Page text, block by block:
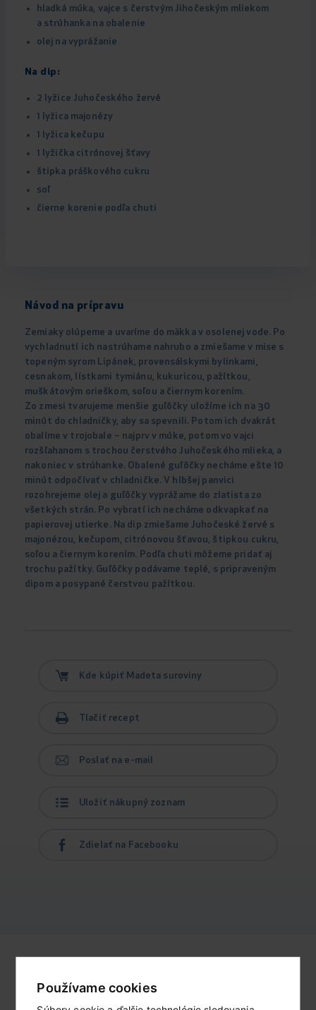
Používame cookies
hladká múka, vajce s čerstvým Jihočeským mliekom
a strúhanka na obalenie
olej na vyprážanie
Na dip:
2 lyžice Juhočeského žervé
1 lyžica majonézy
1 lyžica kečupu
1 lyžička citrónovej šťavy
štipka práškového cukru
soľ
čierne korenie podľa chuti
Návod na prípravu
Zemiaky olúpeme a uvaríme do mäkka v osolenej vode. Po
vychladnutí ich nastrúhame nahrubo a zmiešame v mise s
topeným syrom Lipánek, provensálskymi bylinkami,
cesnakom, lístkami tymiánu, kukuricou, pažítkou,
muškátovým orieškom, soľou a čiernym korením.
Zo zmesi tvarujeme menšie guľôčky uložíme ich na 30
minút do chladničky, aby sa spevnili. Potom ich dvakrát
obalíme v trojobale – najprv v múke, potom vo vajci
rozšľahanom s trochou čerstvého Juhočeského mlieka, a
nakoniec v strúhanke. Obalené guľôčky necháme ešte 10
minút odpočívať v chladničke. V hlbšej panvici
rozohrejeme olej a guľôčky vyprážame do zlatista zo
všetkých strán. Po vybratí ich necháme odkvapkať na
papierovej utierke. Na dip zmiešame Juhočeské žervé s
majonézou, kečupom, citrónovou šťavou, štipkou cukru,
soľou a čiernym korením. Podľa chuti môžeme pridať aj
trochu pažítky. Guľôčky podávame teplé, s pripraveným
dipom a posypané čerstvou pažítkou.
Kde kúpiť Madeta suroviny
Tlačiť recept
Poslať na e-mail
Uložiť nákupný zoznam
Zdielať na Facebooku
Podobné recepty